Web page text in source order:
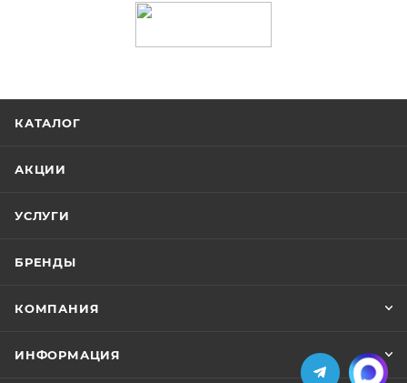
КАТАЛОГ
АКЦИИ
УСЛУГИ
БРЕНДЫ
КОМПАНИЯ
ИНФОРМАЦИЯ